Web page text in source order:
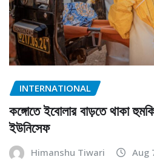
INTERNATIONAL
কঙ্গোতে ইবোলার বাড়তে থাকা
ইউনিসেফ
Himanshu Tiwari Aug